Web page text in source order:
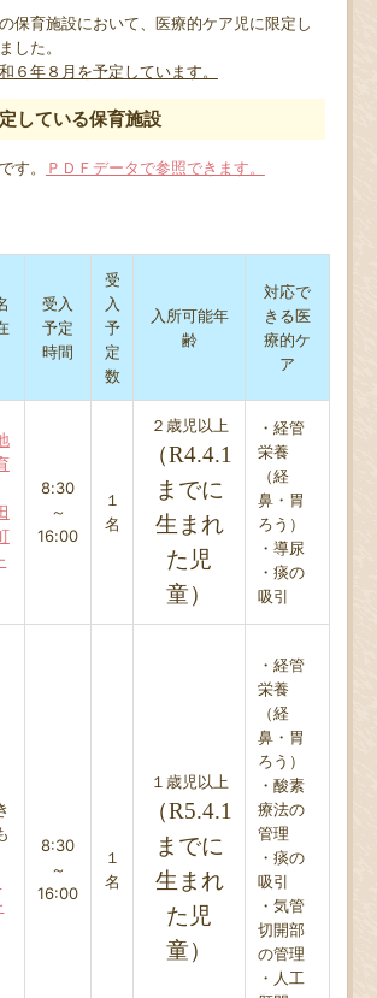
保育施設において、医療的ケア児に限定し
した。
６年８月を予定しています。
している保育施設
す。 ＰＤＦデータで参照できます。
受入
予定
時間
受
入
予
定
数
入所可能年
齢
対応で
きる医
療的ケ
ア
8:30
～
16:00
１
名
２歳児以上
（R4.4.1
までに
生まれ
た児
童）
・経管
栄養
（経
鼻・胃
ろう）
・導尿
・痰の
吸引
8:30
～
16:00
１
名
１歳児以上
（R5.4.1
までに
生まれ
た児
童）
・経管
栄養
（経
鼻・胃
ろう）
・酸素
療法の
管理
・痰の
吸引
・気管
切開部
の管理
・人工